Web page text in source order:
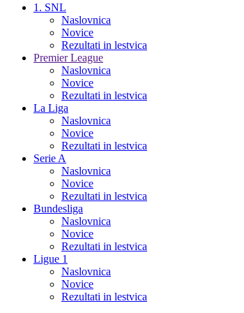
1. SNL
Naslovnica
Novice
Rezultati in lestvica
Premier League
Naslovnica
Novice
Rezultati in lestvica
La Liga
Naslovnica
Novice
Rezultati in lestvica
Serie A
Naslovnica
Novice
Rezultati in lestvica
Bundesliga
Naslovnica
Novice
Rezultati in lestvica
Ligue 1
Naslovnica
Novice
Rezultati in lestvica